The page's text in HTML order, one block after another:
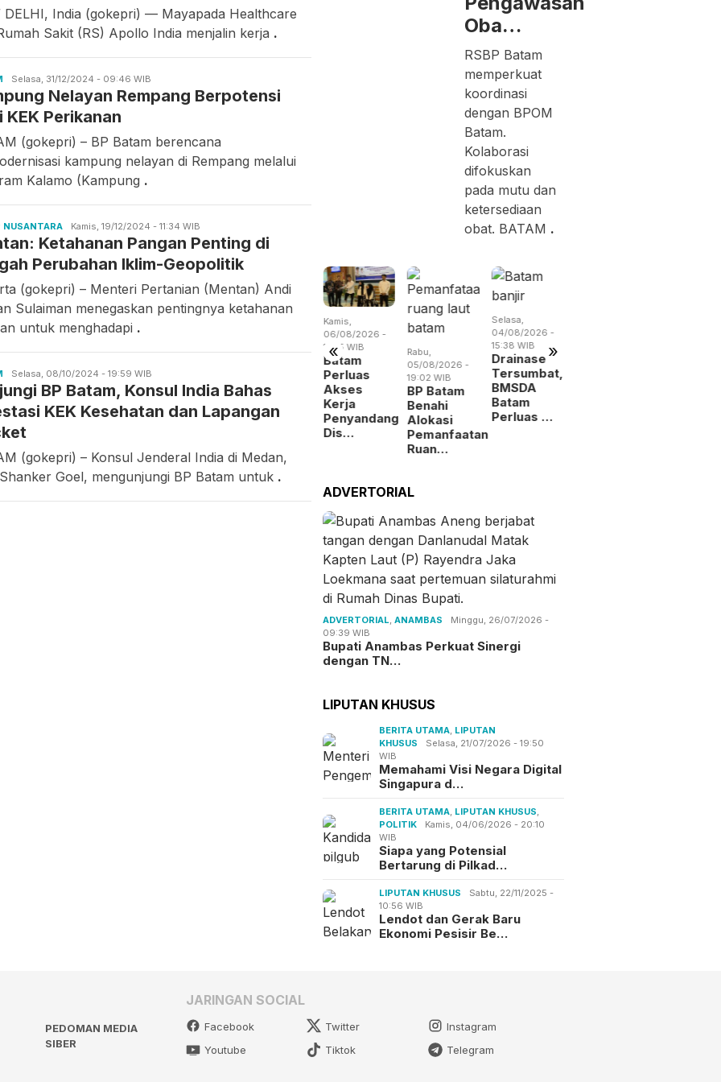
DELHI, India (gokepri) — Mayapada Healthcare
Sakit (RS) Apollo India menjalin kerja .
Candra
Gunawan
Selasa, 31/12/2024 - 09:46 WIB
Nelayan Rempang Berpotensi
KEK Perikanan
(gokepri) – BP Batam berencana
kampung nelayan di Rempang melalui
Kalamo (Kampung .
NUSANTARA Candra
Gunawan
Kamis, 19/12/2024 - 11:34 WIB
Ketahanan Pangan Penting di
Perubahan Iklim-Geopolitik
(gokepri) – Menteri Pertanian (Mentan) Andi
Sulaiman menegaskan pentingnya ketahanan
untuk menghadapi .
Candra
Gunawan
Selasa, 08/10/2024 - 19:59 WIB
BP Batam, Konsul India Bahas
KEK Kesehatan dan Lapangan
(gokepri) – Konsul Jenderal India di Medan,
Goel, mengunjungi BP Batam untuk .
Oba…
RSBP Batam
memperkuat
koordinasi
dengan BPOM
Batam.
Kolaborasi
difokuskan
pada mutu dan
ketersediaan
obat. BATAM .
« »
2026 -
Selasa,
04/08/2026 -
Tersumbat,
BMSDA
Batam
Perluas …
Pencuri
Kabel
Jembat…
Layanan
La…
Kamis,
06/08/2026 -
14:15 WIB
Batam
Perluas
Akses
Kerja
Penyandang
Dis…
Rabu,
05/08/2026 -
19:02 WIB
BP Batam
Benahi
Alokasi
Pemanfaatan
Ruan…
Selasa,
04/08/2026 -
15:38 WIB
Drainase
Tersumbat,
BMSDA
Batam
Perluas …
ADVERTORIAL
ADVERTORIAL,ANAMBAS
Minggu, 26/07/2026 -
09:39 WIB
Bupati Anambas Perkuat Sinergi
dengan TN…
LIPUTAN KHUSUS
BERITA UTAMA, LIPUTAN
KHUSUS
Selasa, 21/07/2026 - 19:50
WIB
Memahami Visi Negara Digital
Singapura d…
BERITA UTAMA, LIPUTAN KHUSUS,
POLITIK
Kamis, 04/06/2026 - 20:10
WIB
Siapa yang Potensial
Bertarung di Pilkad…
LIPUTAN KHUSUS
Sabtu, 22/11/2025 -
10:56 WIB
Lendot dan Gerak Baru
Ekonomi Pesisir Be…
PEDOMAN MEDIA
SIBER
JARINGAN SOCIAL
Facebook Twitter
Instagram
Youtube
Tiktok Telegram